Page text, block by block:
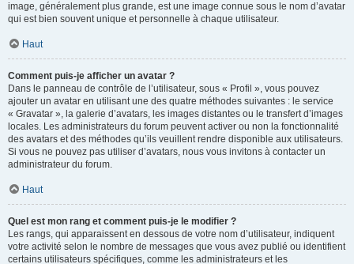
image, généralement plus grande, est une image connue sous le nom d’avatar
qui est bien souvent unique et personnelle à chaque utilisateur.
Haut
Comment puis-je afficher un avatar ?
Dans le panneau de contrôle de l’utilisateur, sous « Profil », vous pouvez
ajouter un avatar en utilisant une des quatre méthodes suivantes : le service
« Gravatar », la galerie d’avatars, les images distantes ou le transfert d’images
locales. Les administrateurs du forum peuvent activer ou non la fonctionnalité
des avatars et des méthodes qu’ils veuillent rendre disponible aux utilisateurs.
Si vous ne pouvez pas utiliser d’avatars, nous vous invitons à contacter un
administrateur du forum.
Haut
Quel est mon rang et comment puis-je le modifier ?
Les rangs, qui apparaissent en dessous de votre nom d’utilisateur, indiquent
votre activité selon le nombre de messages que vous avez publié ou identifient
certains utilisateurs spécifiques, comme les administrateurs et les